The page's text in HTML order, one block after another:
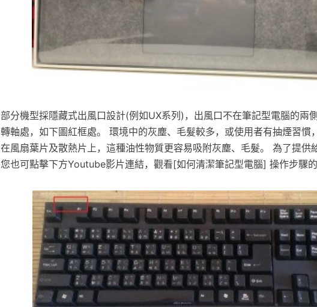
部分機型採隱藏式出風口設計(例如UX系列)，出風口不在筆記型電腦的兩
轉軸處，如下圖紅框處。 環境中的灰塵、毛髮較多，或使用者有抽煙習慣
在風扇葉片及散熱片上，這種油性物質更容易吸附灰塵、毛髮。 為了提供
您也可點擊下方Youtube影片連結，觀看[如何清潔筆記型電腦] 操作步驟的